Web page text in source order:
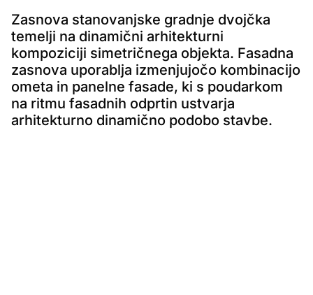
Zasnova stanovanjske gradnje dvojčka
temelji na dinamični arhitekturni
kompoziciji simetričnega objekta. Fasadna
zasnova uporablja izmenjujočo kombinacijo
ometa in panelne fasade, ki s poudarkom
na ritmu fasadnih odprtin ustvarja
arhitekturno dinamično podobo stavbe.